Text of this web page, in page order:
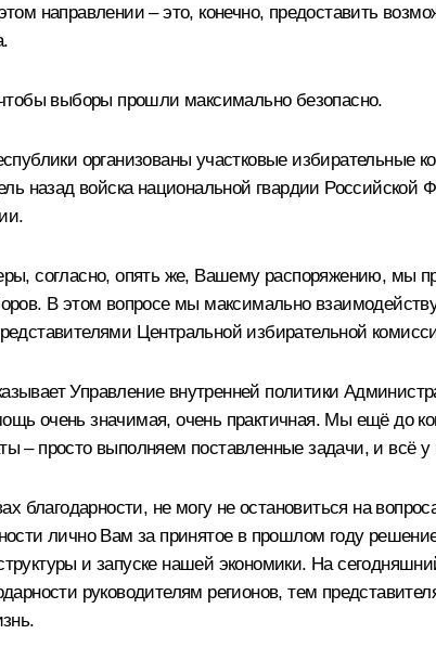
направлении – это, конечно, предоставить
выборы прошли максимально безопасно.
организованы участковые
назад войска национальной гвардии
согласно, опять же, Вашему распоряжению, мы
В этом вопросе мы максимально
Центральной избирательной
Управление внутренней политики
очень значимая, очень практичная. Мы ещё до
– просто выполняем поставленные задачи, и всё у
благодарности, не могу не остановиться на
лично Вам за принятое в прошлом году
и запуске нашей экономики. На
руководителям регионов, тем